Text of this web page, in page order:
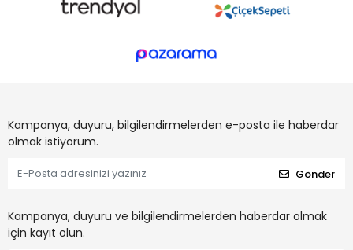
Kampanya, duyuru, bilgilendirmelerden e-posta ile haberdar
olmak istiyorum.
Gönder
Kampanya, duyuru ve bilgilendirmelerden haberdar olmak
için kayıt olun.